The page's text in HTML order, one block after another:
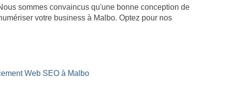
sommes convaincus qu'une bonne conception de
votre business à Malbo. Optez pour nos
Web SEO à Malbo